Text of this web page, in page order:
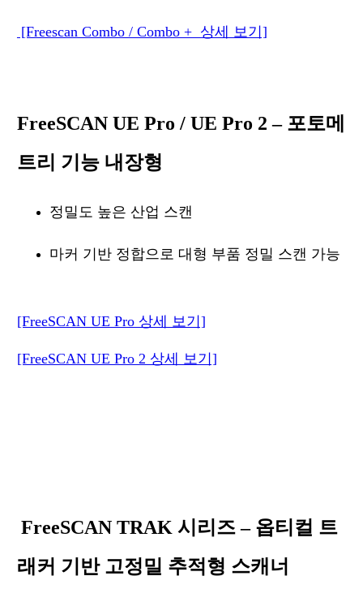
[Freescan Combo / Combo + 상세 보기]
FreeSCAN UE Pro / UE Pro 2 – 포토메
트리 기능 내장형
정밀도 높은 산업 스캔
마커 기반 정합으로 대형 부품 정밀 스캔 가능
[FreeSCAN UE Pro 상세 보기]
[FreeSCAN UE Pro 2 상세 보기]
FreeSCAN TRAK 시리즈 – 옵티컬 트
래커 기반 고정밀 추적형 스캐너